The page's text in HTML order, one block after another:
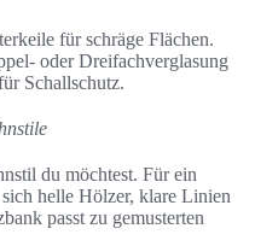
für schräge Flächen.
oder Dreifachverglasung
Schallschutz.
du möchtest. Für ein
helle Hölzer, klare Linien
passt zu gemusterten